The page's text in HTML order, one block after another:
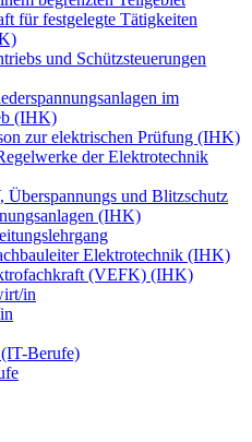
für festgelegte Tätigkeiten
und Schützsteuerungen
im
(IHK)
zur elektrischen Prüfung (IHK)
der Elektrotechnik
Überspannungs und Blitzschutz
(IHK)
Elektrotechnik (IHK)
(VEFK) (IHK)
in
Berufe)